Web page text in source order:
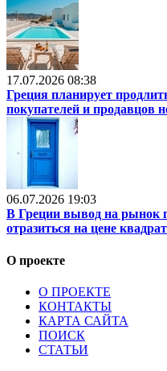
17.07.2026 08:38
Греция планирует
покупателей и продавцов
06.07.2026 19:03
В Греции вывод на рынок
отразиться на цене
О проекте
О ПРОЕКТЕ
КОНТАКТЫ
КАРТА САЙТА
ПОИСК
СТАТЬИ